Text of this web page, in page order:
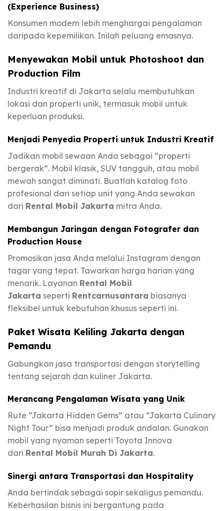
(Experience Business)
Konsumen modern lebih menghargai pengalaman
daripada kepemilikan. Inilah peluang emasnya.
Menyewakan Mobil untuk Photoshoot dan
Production Film
Industri kreatif di Jakarta selalu membutuhkan
lokasi dan properti unik, termasuk mobil untuk
keperluan produksi.
Menjadi Penyedia Properti untuk Industri Kreatif
Jadikan mobil sewaan Anda sebagai “properti
bergerak”. Mobil klasik, SUV tangguh, atau mobil
mewah sangat diminati. Buatlah katalog foto
profesional dari setiap unit yang Anda sewakan
dari Rental Mobil Jakarta mitra Anda.
Membangun Jaringan dengan Fotografer dan
Production House
Promosikan jasa Anda melalui Instagram dengan
tagar yang tepat. Tawarkan harga harian yang
menarik. Layanan Rental Mobil
Jakarta seperti Rentcarnusantara biasanya
fleksibel untuk kebutuhan khusus seperti ini.
Paket Wisata Keliling Jakarta dengan
Pemandu
Gabungkan jasa transportasi dengan storytelling
tentang sejarah dan kuliner Jakarta.
Merancang Pengalaman Wisata yang Unik
Rute “Jakarta Hidden Gems” atau “Jakarta Culinary
Night Tour” bisa menjadi produk andalan. Gunakan
mobil yang nyaman seperti Toyota Innova
dari Rental Mobil Murah Di Jakarta.
Sinergi antara Transportasi dan Hospitality
Anda bertindak sebagai sopir sekaligus pemandu.
Keberhasilan bisnis ini bergantung pada